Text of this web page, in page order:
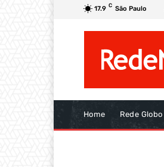
17.9 C São Paulo
Home Rede Globo